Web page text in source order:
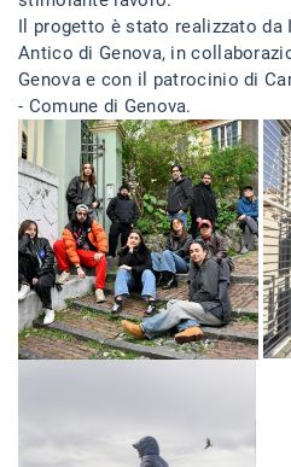
Il progetto è stato realizzato da
Antico di Genova, in
Genova e con il patrocinio di
- Comune di Genova.